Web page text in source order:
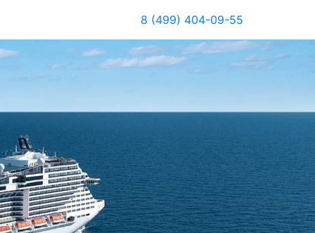
8 (499) 404-09-55